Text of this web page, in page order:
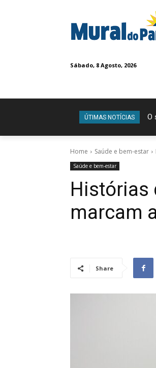
Sábado, 8 Agosto, 2026
ÚTIMAS NOTÍCIAS O
Home Saúde e bem-estar
Saúde e bem-estar
Histórias
marcam
Share